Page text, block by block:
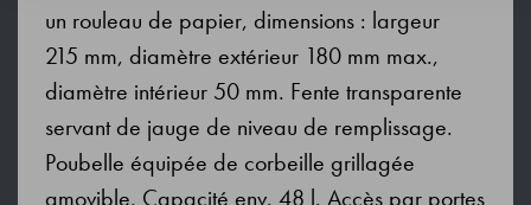
un rouleau de papier, dimensions : largeur
215 mm, diamètre extérieur 180 mm max.,
diamètre intérieur 50 mm. Fente transparente
servant de jauge de niveau de remplissage.
Poubelle équipée de corbeille grillagée
amovible. Capacité env. 48 l. Accès par portes